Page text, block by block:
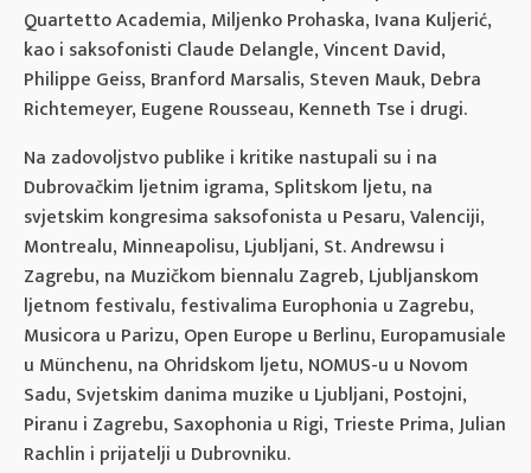
Quartetto Academia, Miljenko Prohaska, Ivana Kuljerić,
kao i saksofonisti Claude Delangle, Vincent David,
Philippe Geiss, Branford Marsalis, Steven Mauk, Debra
Richtemeyer, Eugene Rousseau, Kenneth Tse i drugi.
Na zadovoljstvo publike i kritike nastupali su i na
Dubrovačkim ljetnim igrama, Splitskom ljetu, na
svjetskim kongresima saksofonista u Pesaru, Valenciji,
Montrealu, Minneapolisu, Ljubljani, St. Andrewsu i
Zagrebu, na Muzičkom biennalu Zagreb, Ljubljanskom
ljetnom festivalu, festivalima Europhonia u Zagrebu,
Musicora u Parizu, Open Europe u Berlinu, Europamusiale
u Münchenu, na Ohridskom ljetu, NOMUS-u u Novom
Sadu, Svjetskim danima muzike u Ljubljani, Postojni,
Piranu i Zagrebu, Saxophonia u Rigi, Trieste Prima, Julian
Rachlin i prijatelji u Dubrovniku.